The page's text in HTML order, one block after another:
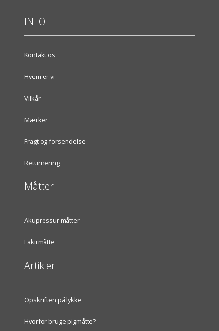
INFO
Kontakt os
Hvem er vi
Vilkår
Mærker
Fragt og forsendelse
Returnering
Måtter
Akupressur måtter
Fakirmåtte
Artikler
Opskriften på lykke
Hvorfor bruge pigmåtte?